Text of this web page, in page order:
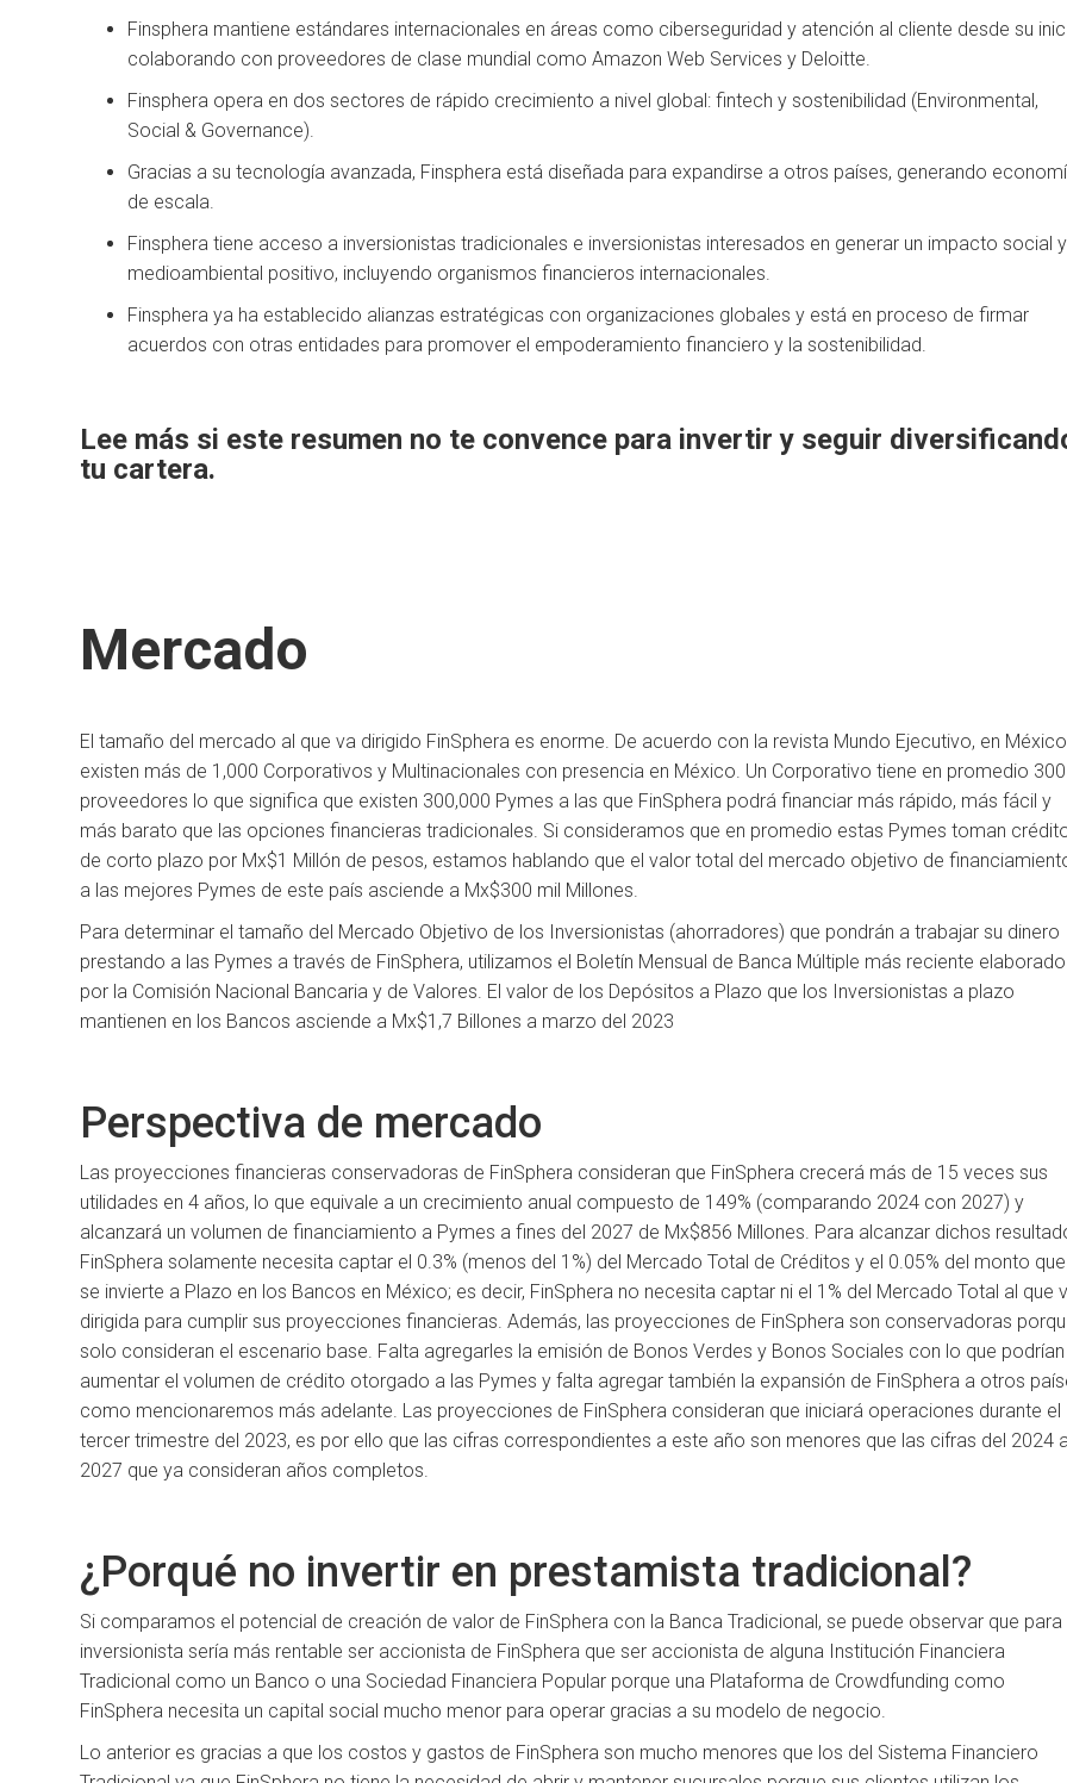
Finsphera mantiene estándares internacionales en áreas como ciberseguridad y atención al cliente desde su
colaborando con proveedores de clase mundial como Amazon Web Services y Deloitte.
Finsphera opera en dos sectores de rápido crecimiento a nivel global: fintech y sostenibilidad (Environmental,
Social & Governance).
Gracias a su tecnología avanzada, Finsphera está diseñada para expandirse a otros países, generando
de escala.
Finsphera tiene acceso a inversionistas tradicionales e inversionistas interesados en generar un impacto social y
medioambiental positivo, incluyendo organismos financieros internacionales.
Finsphera ya ha establecido alianzas estratégicas con organizaciones globales y está en proceso de firmar
acuerdos con otras entidades para promover el empoderamiento financiero y la sostenibilidad.
Lee más si este resumen no te convence para invertir y seguir
tu cartera.
Mercado
El tamaño del mercado al que va dirigido FinSphera es enorme. De acuerdo con la revista Mundo Ejecutivo, en México
existen más de 1,000 Corporativos y Multinacionales con presencia en México. Un Corporativo tiene en promedio 300
proveedores lo que significa que existen 300,000 Pymes a las que FinSphera podrá financiar más rápido, más fácil y
más barato que las opciones financieras tradicionales. Si consideramos que en promedio estas Pymes toman
de corto plazo por Mx$1 Millón de pesos, estamos hablando que el valor total del mercado objetivo de
a las mejores Pymes de este país asciende a Mx$300 mil Millones.
Para determinar el tamaño del Mercado Objetivo de los Inversionistas (ahorradores) que pondrán a trabajar su dinero
prestando a las Pymes a través de FinSphera, utilizamos el Boletín Mensual de Banca Múltiple más reciente elaborado
por la Comisión Nacional Bancaria y de Valores. El valor de los Depósitos a Plazo que los Inversionistas a plazo
mantienen en los Bancos asciende a Mx$1,7 Billones a marzo del 2023
Perspectiva de mercado
Las proyecciones financieras conservadoras de FinSphera consideran que FinSphera crecerá más de 15 veces sus
utilidades en 4 años, lo que equivale a un crecimiento anual compuesto de 149% (comparando 2024 con 2027) y
alcanzará un volumen de financiamiento a Pymes a fines del 2027 de Mx$856 Millones. Para alcanzar dichos
FinSphera solamente necesita captar el 0.3% (menos del 1%) del Mercado Total de Créditos y el 0.05% del monto que
se invierte a Plazo en los Bancos en México; es decir, FinSphera no necesita captar ni el 1% del Mercado Total al que
dirigida para cumplir sus proyecciones financieras. Además, las proyecciones de FinSphera son conservadoras
solo consideran el escenario base. Falta agregarles la emisión de Bonos Verdes y Bonos Sociales con lo que podrían
aumentar el volumen de crédito otorgado a las Pymes y falta agregar también la expansión de FinSphera a otros
como mencionaremos más adelante. Las proyecciones de FinSphera consideran que iniciará operaciones durante el
tercer trimestre del 2023, es por ello que las cifras correspondientes a este año son menores que las cifras del 2024
2027 que ya consideran años completos.
¿Porqué no invertir en prestamista tradicional?
Si comparamos el potencial de creación de valor de FinSphera con la Banca Tradicional, se puede observar que para
inversionista sería más rentable ser accionista de FinSphera que ser accionista de alguna Institución Financiera
Tradicional como un Banco o una Sociedad Financiera Popular porque una Plataforma de Crowdfunding como
FinSphera necesita un capital social mucho menor para operar gracias a su modelo de negocio.
Lo anterior es gracias a que los costos y gastos de FinSphera son mucho menores que los del Sistema Financiero